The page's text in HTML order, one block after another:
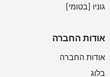
גוניו [בטומי]
אודות החברה
אודות החברה
בלוג